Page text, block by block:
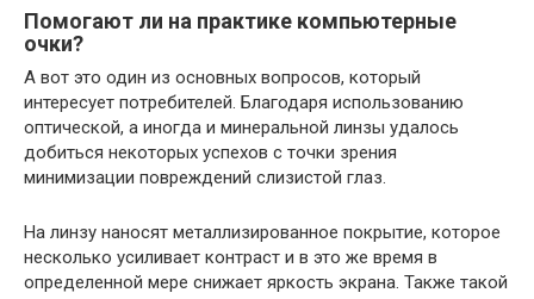
Помогают ли на практике компьютерные
очки?
А вот это один из основных вопросов, который
интересует потребителей. Благодаря использованию
оптической, а иногда и минеральной линзы удалось
добиться некоторых успехов с точки зрения
минимизации повреждений слизистой глаз.
На линзу наносят металлизированное покрытие, которое
несколько усиливает контраст и в это же время в
определенной мере снижает яркость экрана. Также такой